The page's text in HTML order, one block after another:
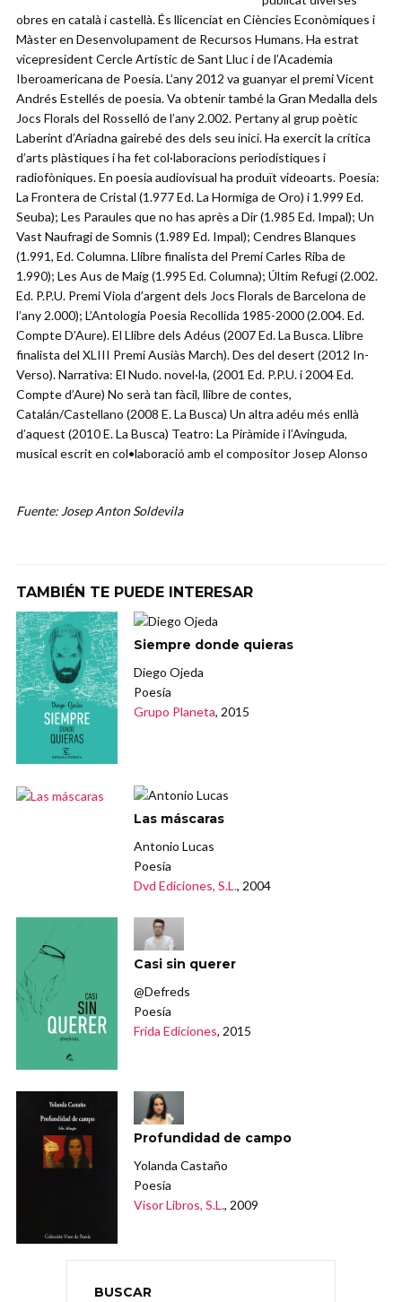
obres en català i castellà. És llicenciat en Ciències Econòmiques i
Màster en Desenvolupament de Recursos Humans. Ha estrat
vicepresident Cercle Artístic de Sant Lluc i de l’Academia
Iberoamericana de Poesía. L’any 2012 va guanyar el premi Vicent
Andrés Estellés de poesia. Va obtenir també la Gran Medalla dels
Jocs Florals del Rosselló de l’any 2.002. Pertany al grup poètic
Laberint d’Ariadna gairebé des dels seu inici. Ha exercit la crítica
d’arts plàstiques i ha fet col·laboracions periodístiques i
radiofòniques. En poesia audiovisual ha produït videoarts. Poesía:
La Frontera de Cristal (1.977 Ed. La Hormiga de Oro) i 1.999 Ed.
Seuba); Les Paraules que no has après a Dir (1.985 Ed. Impal); Un
Vast Naufragi de Somnis (1.989 Ed. Impal); Cendres Blanques
(1.991, Ed. Columna. Llibre finalista del Premi Carles Riba de
1.990); Les Aus de Maig (1.995 Ed. Columna); Últim Refugi (2.002.
Ed. P.P.U. Premi Viola d’argent dels Jocs Florals de Barcelona de
l’any 2.000); L’Antologia Poesia Recollida 1985-2000 (2.004. Ed.
Compte D’Aure). El Llibre dels Adéus (2007 Ed. La Busca. Llibre
finalista del XLIII Premi Ausiàs March). Des del desert (2012 In-
Verso). Narrativa: El Nudo. novel·la, (2001 Ed. P.P.U. i 2004 Ed.
Compte d’Aure) No serà tan fàcil, llibre de contes,
Catalán/Castellano (2008 E. La Busca) Un altra adéu més enllà
d’aquest (2010 E. La Busca) Teatro: La Piràmide i l’Avinguda,
musical escrit en col•laboració amb el compositor Josep Alonso
Fuente: Josep Anton Soldevila
TAMBIÉN TE PUEDE INTERESAR
Siempre donde quieras
Diego Ojeda
Poesía
Grupo Planeta, 2015
Las máscaras
Antonio Lucas
Poesía
Dvd Ediciones, S.L., 2004
Casi sin querer
@Defreds
Poesía
Frida Ediciones, 2015
Profundidad de campo
Yolanda Castaño
Poesía
Visor Libros, S.L., 2009
BUSCAR